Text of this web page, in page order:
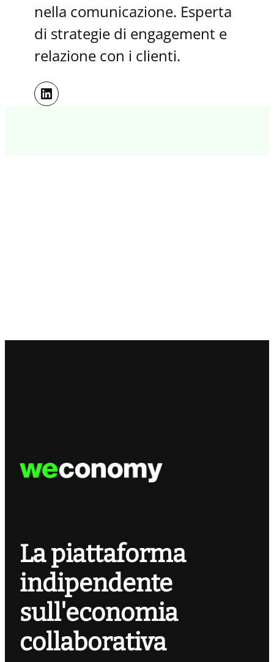
nella comunicazione. Esperta
di strategie di engagement e
relazione con i clienti.
LinkedIn
La piattaforma
indipendente
sull'economia
collaborativa